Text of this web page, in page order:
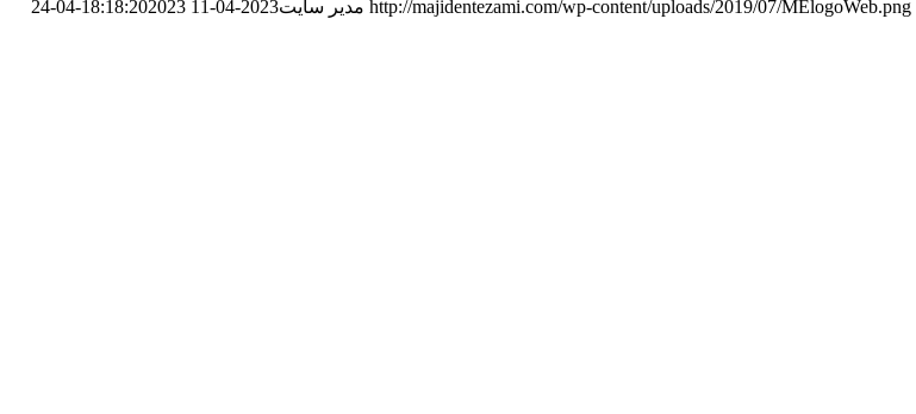
http://majidentezami.com/wp-content/uploads/2019/07/MElogoWeb.png مدیر سایت2023-04-11 18:18:20
2023-04-24